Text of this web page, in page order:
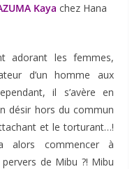
Kaya chez Hana
adorant les femmes,
d’un homme aux
il s’avère en
désir hors du commun
et le torturant…!
alors commencer à
de Mibu ?! Mibu